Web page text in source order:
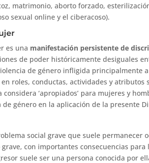
matrimonio, aborto forzado,
sexual online y el ciberacoso).
es una manifestación persistente de
de poder históricamente desiguales
de género infligida principalmente
roles, conductas, actividades y
‘apropiados’ para mujeres y
género en la aplicación de la presente
social grave que suele permanecer
con importantes consecuencias
suele ser una persona conocida por